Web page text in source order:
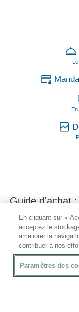
Le
En
Guide d'achat
professionnel
Uncongélateur
se distingue d'un
En cliquant sur «
acceptez le
améliorer la
contribuer à nos
Paramètres des